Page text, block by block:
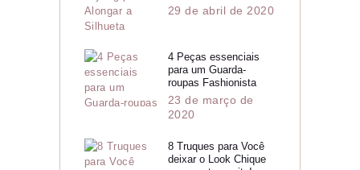
29 de abril de 2020
4 Peças essenciais
para um Guarda-
roupas Fashionista
23 de março de
2020
8 Truques para Você
deixar o Look Chique